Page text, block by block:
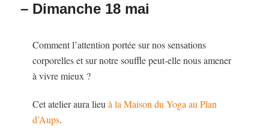
– Dimanche 18 mai
Comment l’attention portée sur nos sensations
corporelles et sur notre souffle peut-elle nous amener
à vivre mieux ?
Cet atelier aura lieuà la Maison du Yoga au Plan
d’Aups.